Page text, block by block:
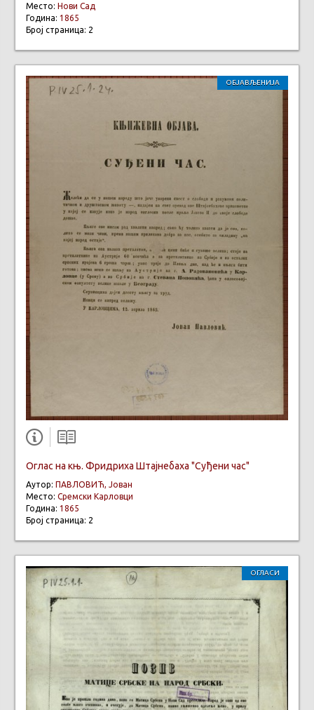
Место: Нови Сад
Година: 1865
Број страница: 2
ОБЈАВЉЕНИЈА
Оглас на књ. Фридриха Штајнебаха "Суђени час"
Аутор: ПАВЛОВИЋ, Јован
Место: Сремски Карловци
Година: 1865
Број страница: 2
ОГЛАСИ